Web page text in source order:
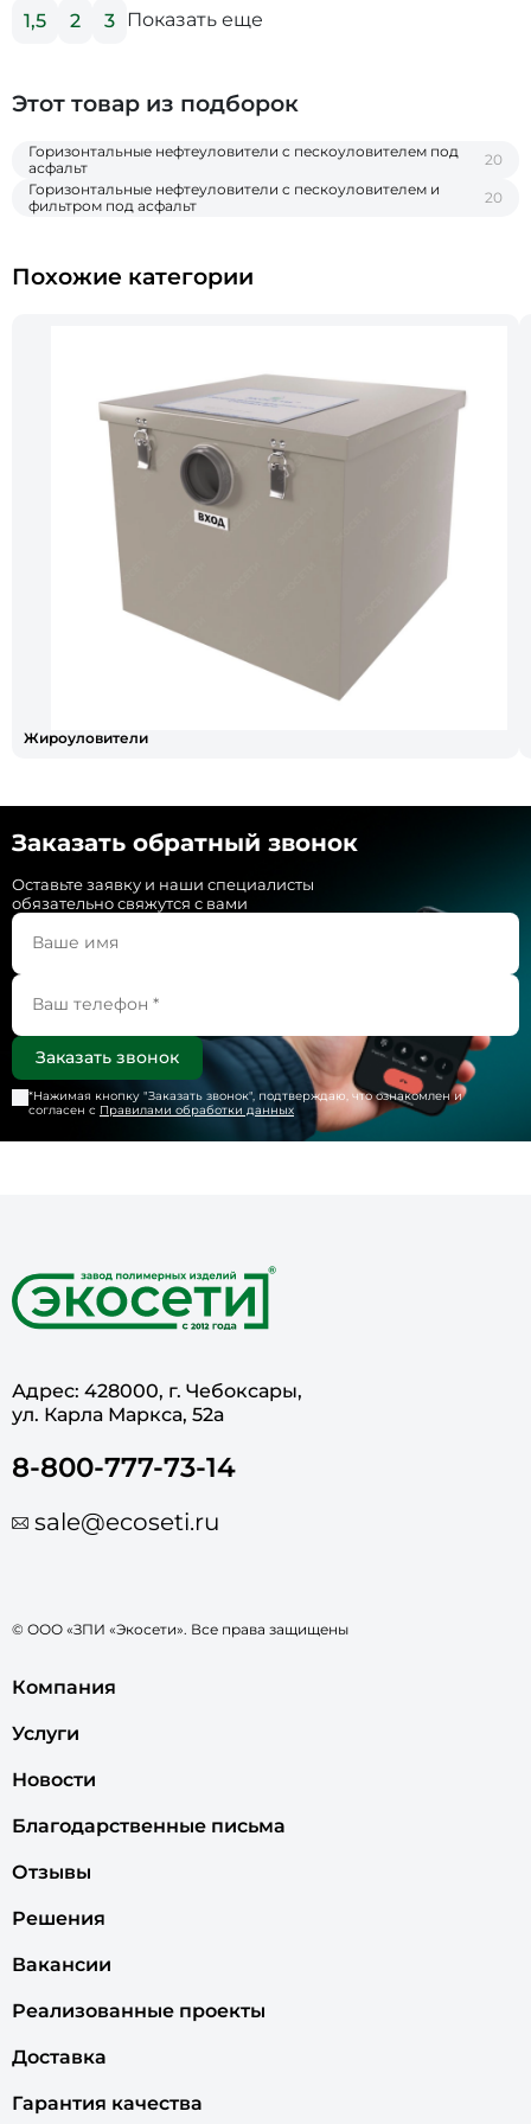
1,5 2 3 Показать еще
Этот товар из подборок
Горизонтальные нефтеуловители c пескоуловителем под
асфальт
20
Горизонтальные нефтеуловители c пескоуловителем и
фильтром под асфальт
20
Похожие категории
Жироуловители
Заказать обратный звонок
Оставьте заявку и наши специалисты
обязательно свяжутся с вами
*Нажимая кнопку "Заказать звонок", подтверждаю, что ознакомлен и
согласен с Правилами обработки данных
Адрес: 428000, г. Чебоксары,
ул. Карла Маркса, 52а
8-800-777-73-14
sale@ecoseti.ru
© ООО «ЗПИ «Экосети». Все права защищены
Компания
Услуги
Новости
Благодарственные письма
Отзывы
Решения
Вакансии
Реализованные проекты
Доставка
Гарантия качества